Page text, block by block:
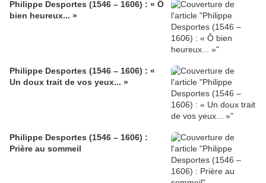
Philippe Desportes (1546 – 1606) : « Ô
bien heureux... »
Philippe Desportes (1546 – 1606) : «
Un doux trait de vos yeux... »
Philippe Desportes (1546 – 1606) :
Prière au sommeil